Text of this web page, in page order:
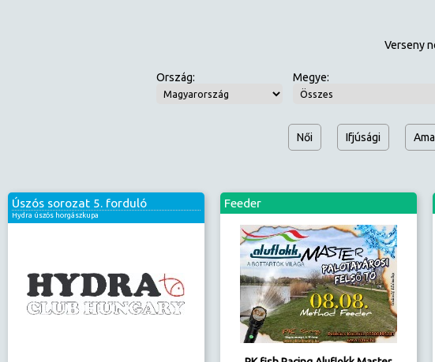
Verseny
Ország: Megye:
Női Ifjúsági
Úszós sorozat 5. forduló
Hydra úszós horgászkupa
Feeder